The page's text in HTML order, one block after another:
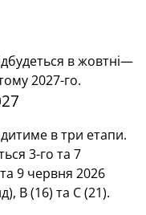
в жовтні—
2027-го.
в три етапи.
3-го та 7
9 червня 2026
В (16) та С (21).